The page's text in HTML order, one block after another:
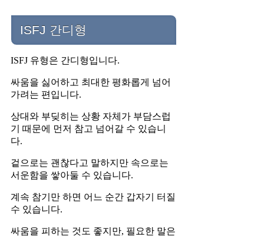
ISFJ 간디형
ISFJ 유형은 간디형입니다.
싸움을 싫어하고 최대한 평화롭게 넘어
가려는 편입니다.
상대와 부딪히는 상황 자체가 부담스럽
기 때문에 먼저 참고 넘어갈 수 있습니
다.
겉으로는 괜찮다고 말하지만 속으로는
서운함을 쌓아둘 수 있습니다.
계속 참기만 하면 어느 순간 갑자기 터질
수 있습니다.
싸움을 피하는 것도 좋지만, 필요한 말은